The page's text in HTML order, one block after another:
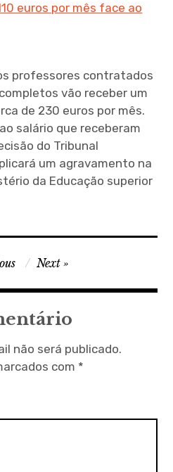
euros por mês face ao
professores contratados
vão receber um
de 230 euros por mês.
salário que receberam
do Tribunal
um agravamento na
da Educação superior
Next
não será publicado.
com *